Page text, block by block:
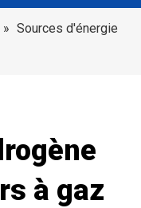
» Sources d'énergie
à gaz